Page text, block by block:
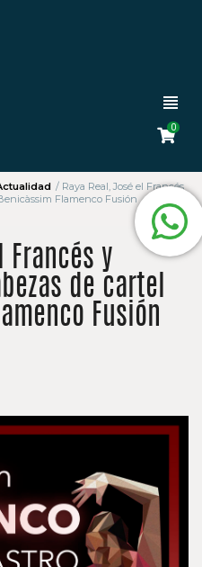
0
/ Raya Real, José el Francés
Flamenco Fusión
Francés y
de cartel
Fusión